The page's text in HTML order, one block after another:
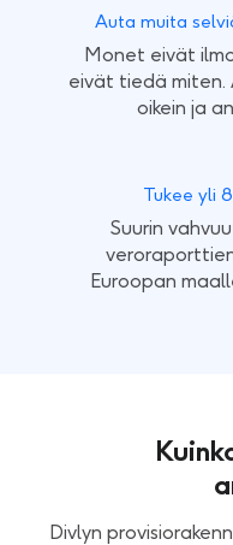
Auta muita
Monet eivät
eivät tiedä miten.
oikein ja
Tukee yli
Suurin
Euroopan
Divlyn